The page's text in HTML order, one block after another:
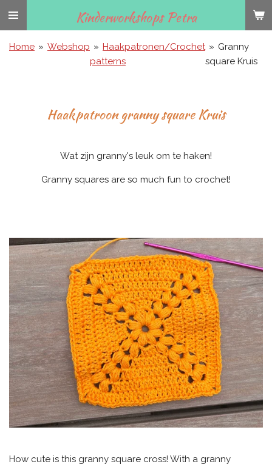
Ga
naar
Kinderworkshops Petra
Home » Webshop » Haakpatronen/Crochet
patterns
» Granny
square Kruis
Haakpatroon granny square Kruis
Wat zijn granny's leuk om te haken!
Granny squares are so much fun to crochet!
How cute is this granny square cross! With a granny